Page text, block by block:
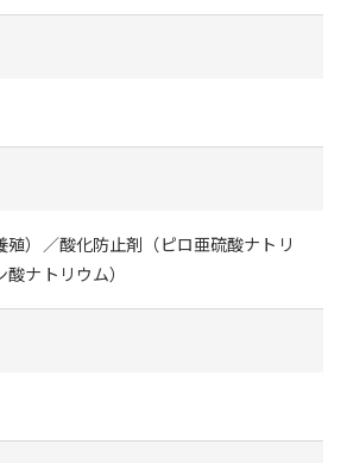
殖）／酸化防止剤（ピロ亜硫酸ナトリ
ナトリウム）